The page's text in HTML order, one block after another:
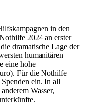
in den
2024 an erster
dramatische Lage der
humanitären
eine hohe
Für die Nothilfe
ein. In all
Wasser,